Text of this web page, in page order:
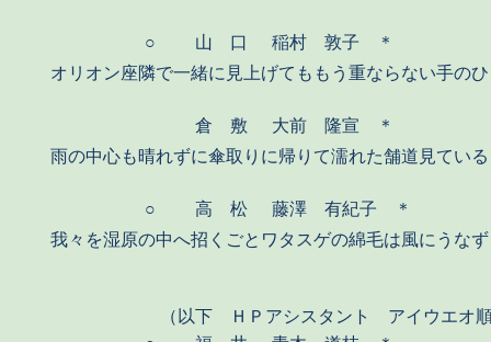
○ 山 口
稲村 敦子 ＊
オリオン座隣で一緒に見上げてももう重ならない手の
倉 敷
大前 隆宣 ＊
雨の中心も晴れずに傘取りに帰りて濡れた舗道見ている
○ 高 松
藤澤 有紀子 ＊
我々を湿原の中へ招くごとワタスゲの綿毛は風にうな
（以下 ＨＰアシスタント アイウエオ